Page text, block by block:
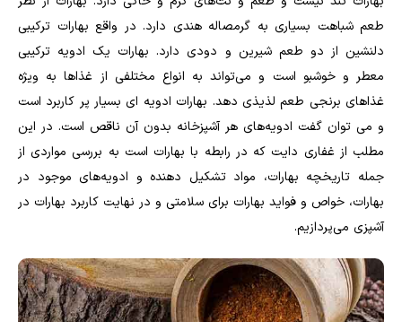
طعم شباهت بسیاری به گرمصاله هندی دارد. در واقع بهارات ترکیبی
دلنشین از دو طعم شیرین و دودی دارد. بهارات یک ادویه ترکیبی
معطر و خوشبو است و می‌تواند به انواع مختلفی از غذاها به ویژه
غذاهای برنجی طعم لذیذی دهد. بهارات ادویه ای بسیار پر کاربرد است
و می توان گفت ادویه‌های هر آشپزخانه بدون آن ناقص است. در این
مطلب از غفاری دایت که در رابطه با بهارات است به بررسی مواردی از
جمله تاریخچه بهارات، مواد تشکیل دهنده و ادویه‌های موجود در
بهارات، خواص و فواید بهارات برای سلامتی و در نهایت کاربرد بهارات در
آشپزی می‌پردازیم.